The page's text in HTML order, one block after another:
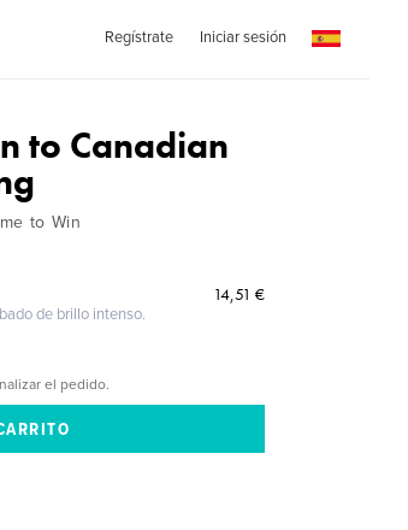
Regístrate Iniciar sesión
to Canadian
to Win
de brillo intenso.
14,51 €
el pedido.